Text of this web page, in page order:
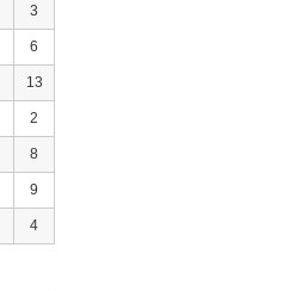
3
6
13
2
8
9
4